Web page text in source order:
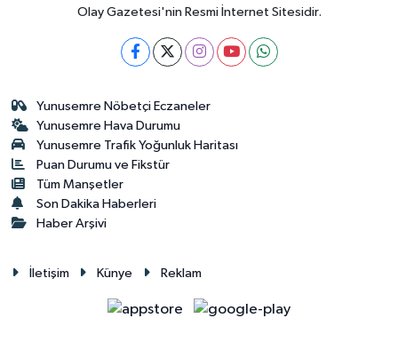
Olay Gazetesi'nin Resmi İnternet Sitesidir.
Yunusemre Nöbetçi Eczaneler
Yunusemre Hava Durumu
Yunusemre Trafik Yoğunluk Haritası
Puan Durumu ve Fikstür
Tüm Manşetler
Son Dakika Haberleri
Haber Arşivi
İletişim Künye Reklam